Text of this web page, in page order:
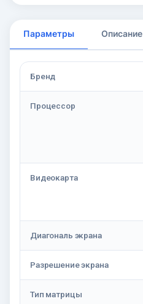
Параметры Описание
Бренд
Процессор
Видеокарта
Диагональ экрана
Разрешение экрана
Тип матрицы